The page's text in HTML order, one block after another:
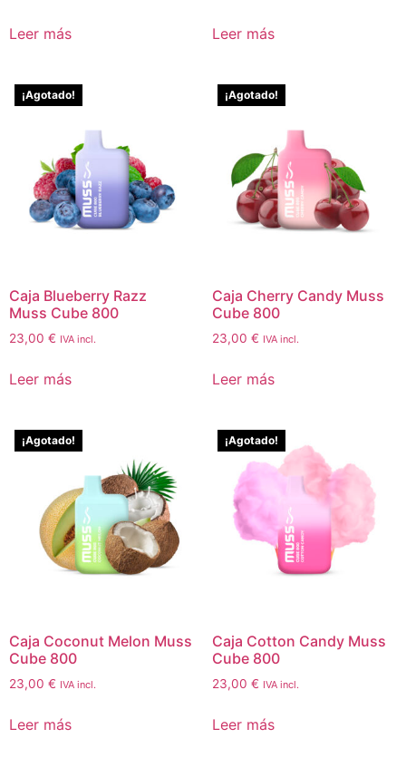
Leer más Leer más
¡Agotado!
Caja Blueberry Razz
Muss Cube 800
23,00 € IVA incl.
Leer más
¡Agotado!
Caja Cherry Candy Muss
Cube 800
23,00 € IVA incl.
Leer más
¡Agotado!
Caja Coconut Melon Muss
Cube 800
23,00 € IVA incl.
Leer más
¡Agotado!
Caja Cotton Candy Muss
Cube 800
23,00 € IVA incl.
Leer más